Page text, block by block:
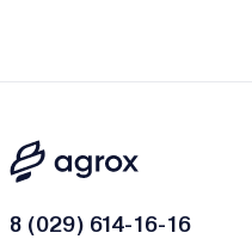
8 (029) 614-16-16